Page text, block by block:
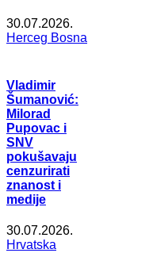
30.07.2026.
Herceg Bosna
Vladimir
Šumanović:
Milorad
Pupovac i
SNV
pokušavaju
cenzurirati
znanost i
medije
30.07.2026.
Hrvatska